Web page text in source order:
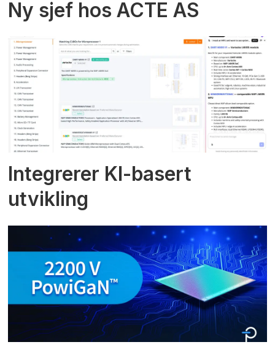
Ny sjef hos ACTE AS
Integrerer KI-basert
utvikling